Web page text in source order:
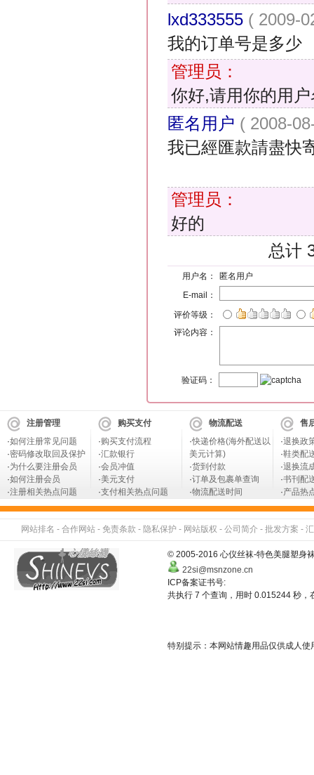
lxd333555 ( 2009-
我的订单号是多少
管理员：
你好,请用你的用
匿名用户 ( 2008-
我已經匯款請盡快
管理员：
好的
总计
用户名：
匿名用户
E-mail：
评价等级：
评论内容：
验证码：
注册管理
·如何注册常见问题
·密码修改取回及保护
·为什么要注册会员
·如何注册会员
·注册相关热点问题
购买支付
·购买支付流程
·汇款银行
·会员冲值
·美元支付
·支付相关热点问题
物流配送
·快递价格(海外配送以
美元计算)
·货到付款
·订单及包裹单查询
·物流配送时间
售
·退换政
·鞋类配
·退换流
·书刊配
·产品热
网站排名 - 合作网站 - 免责条款 - 隐私保护 - 网站版权 - 公司简介 - 批发方案 -
© 2005-2016 心仪丝袜-特色美腿塑身
22si@msnzone.cn
ICP备案证书号:
共执行 7 个查询，用时 0.015244 秒
特别提示：本网站情趣用品仅供成人